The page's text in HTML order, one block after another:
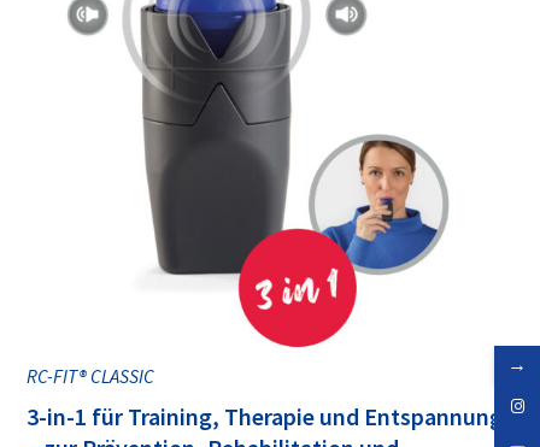
RC-FIT® CLASSIC
3-in-1 für Training, Therapie und Entspannung
→